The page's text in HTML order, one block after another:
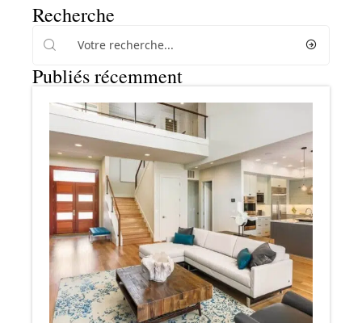
Recherche
Publiés récemment